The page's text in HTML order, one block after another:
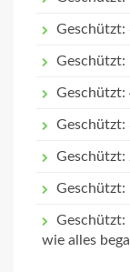
Geschützt:
Geschützt:
Geschützt:
Geschützt:
Geschützt:
Geschützt:
Geschützt:
wie alles